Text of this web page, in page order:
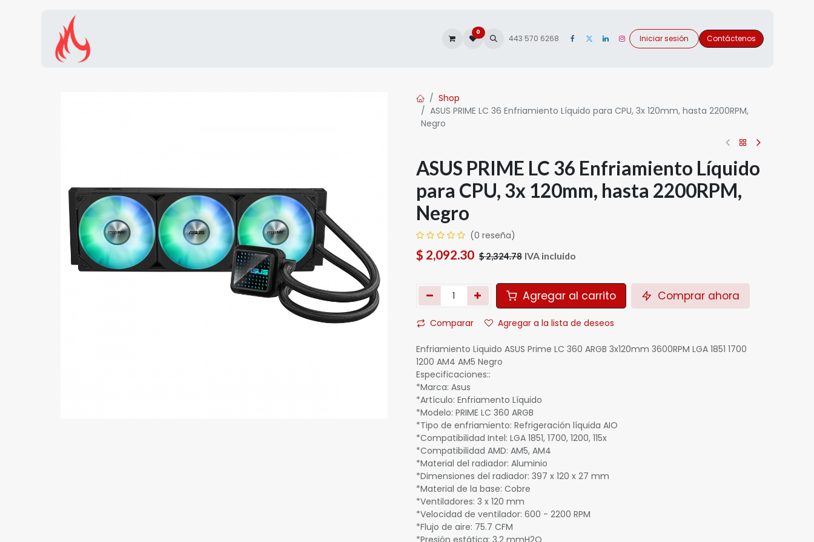
0
443 570 6268 Iniciar sesión Contáctenos
Shop
ASUS PRIME LC 36 Enfriamiento Líquido para CPU, 3x 120mm, hasta 2200RPM,
Negro
ASUS PRIME LC 36 Enfriamiento Líquido
para CPU, 3x 120mm, hasta 2200RPM,
Negro
(0 reseña)
$ 2,092.30 $2,324.78 IVA incluido
Agregar al carrito Comprar ahora
Comparar Agregar a la lista de deseos
Enfriamiento Liquido ASUS Prime LC 360 ARGB 3x120mm 3600RPM LGA 1851 1700
1200 AM4 AM5 Negro
Especificaciones::
*Marca: Asus
*Artículo: Enfriamento Líquido
*Modelo: PRIME LC 360 ARGB
*Tipo de enfriamiento: Refrigeración líquida AIO
*Compatibilidad Intel: LGA 1851, 1700, 1200, 115x
*Compatibilidad AMD: AM5, AM4
*Material del radiador: Aluminio
*Dimensiones del radiador: 397 x 120 x 27 mm
*Material de la base: Cobre
*Ventiladores: 3 x 120 mm
*Velocidad de ventilador: 600 - 2200 RPM
*Flujo de aire: 75.7 CFM
*Presión estática: 3.2 mmH2O